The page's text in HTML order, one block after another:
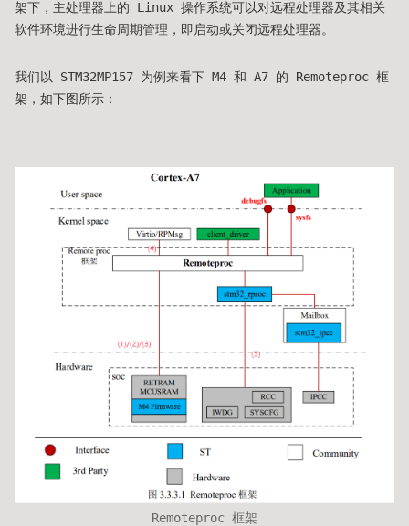
架下，主处理器上的 Linux 操作系统可以对远程处理器及其相关
软件环境进行生命周期管理，即启动或关闭远程处理器。
我们以 STM32MP157 为例来看下 M4 和 A7 的 Remoteproc 框
架，如下图所示：
Remoteproc 框架